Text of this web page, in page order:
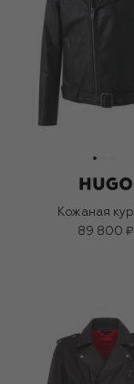
Кожаная
89 800 ₽